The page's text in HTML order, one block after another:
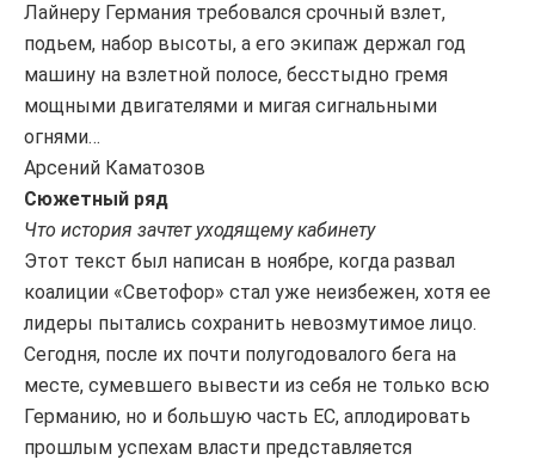
Лайнеру Германия требовался срочный взлет,
подьем, набор высоты, а его экипаж держал год
машину на взлетной полосе, бесстыдно гремя
мощными двигателями и мигая сигнальными
огнями…
Арсений Каматозов
Сюжетный ряд
Что история зачтет уходящему кабинету
Этот текст был написан в ноябре, когда развал
коалиции «Светофор» стал уже неизбежен, хотя ее
лидеры пытались сохранить невозмутимое лицо.
Сегодня, после их почти полугодовалого бега на
месте, сумевшего вывести из себя не только всю
Германию, но и большую часть ЕС, аплодировать
прошлым успехам власти представляется